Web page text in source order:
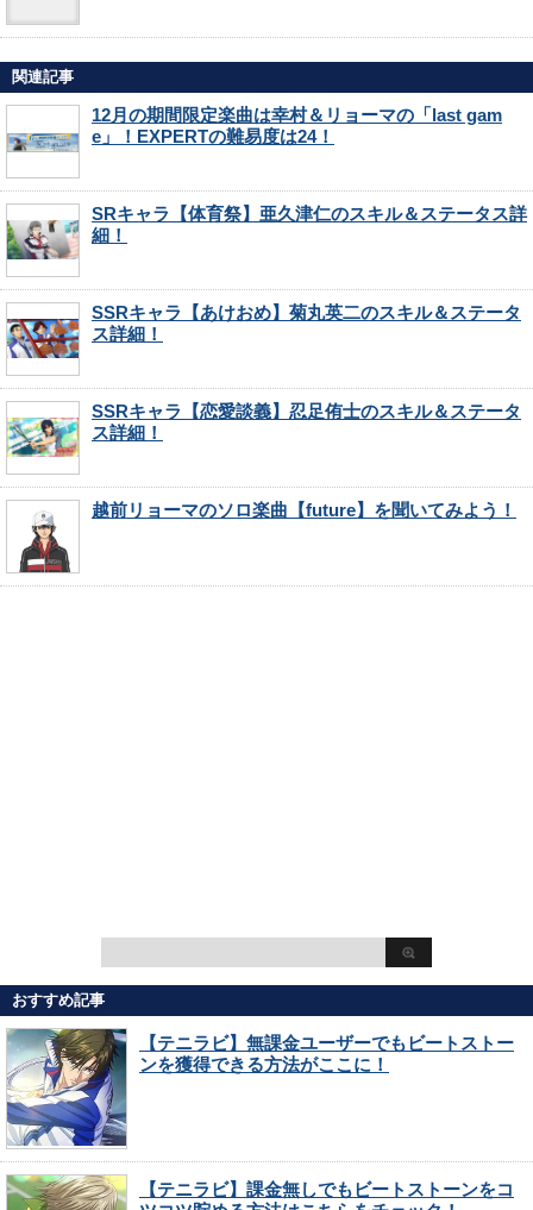
関連記事
12月の期間限定楽曲は幸村＆リョーマの「last gam
e」！EXPERTの難易度は24！
SRキャラ【体育祭】亜久津仁のスキル＆ステータス詳
細！
SSRキャラ【あけおめ】菊丸英二のスキル＆ステータ
ス詳細！
SSRキャラ【恋愛談義】忍足侑士のスキル＆ステータ
ス詳細！
越前リョーマのソロ楽曲【future】を聞いてみよう！
おすすめ記事
【テニラビ】無課金ユーザーでもビートストー
ンを獲得できる方法がここに！
【テニラビ】課金無しでもビートストーンをコ